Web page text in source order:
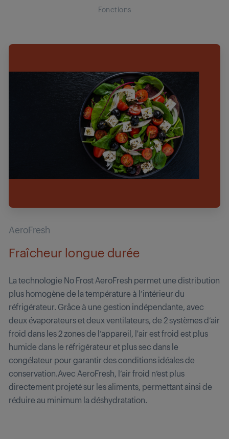
Fonctions
AeroFresh
Fraîcheur longue durée
La technologie No Frost AeroFresh permet une distribution
plus homogène de la température à l’intérieur du
réfrigérateur. Grâce à une gestion indépendante, avec
deux évaporateurs et deux ventilateurs, de 2 systèmes d’air
froid dans les 2 zones de l’appareil, l'air est froid est plus
humide dans le réfrigérateur et plus sec dans le
congélateur pour garantir des conditions idéales de
conservation.Avec AeroFresh, l’air froid n’est plus
directement projeté sur les aliments, permettant ainsi de
réduire au minimum la déshydratation.